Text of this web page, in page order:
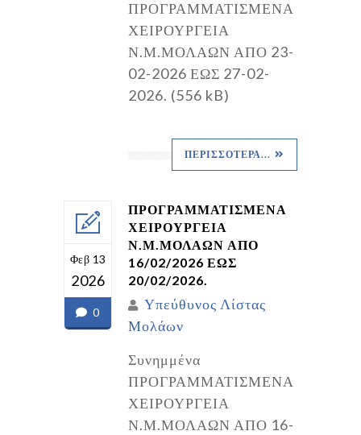
ΠΡΟΓΡΑΜΜΑΤΙΣΜΕΝΑ
ΧΕΙΡΟΥΡΓΕΙΑ
Ν.Μ.ΜΟΛΑΩΝ ΑΠΟ 23-
02-2026 ΕΩΣ 27-02-
2026. (556 kB)
ΠΕΡΙΣΣΌΤΕΡΑ...
Φεβ 13
2026
0
ΠΡΟΓΡΑΜΜΑΤΙΣΜΕΝΑ
ΧΕΙΡΟΥΡΓΕΙΑ
Ν.Μ.ΜΟΛΑΩΝ ΑΠΟ
16/02/2026 ΕΩΣ
20/02/2026.
Υπεύθυνος Λίστας
Μολάων
Συνημμένα
ΠΡΟΓΡΑΜΜΑΤΙΣΜΕΝΑ
ΧΕΙΡΟΥΡΓΕΙΑ
Ν.Μ.ΜΟΛΑΩΝ ΑΠΟ 16-